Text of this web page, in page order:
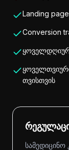
Landing
Conversion
თვისთვის